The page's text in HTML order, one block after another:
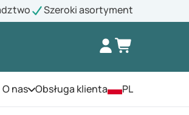
Szeroki asortyment
O nasOtwórz menu
Obsługa klienta PL